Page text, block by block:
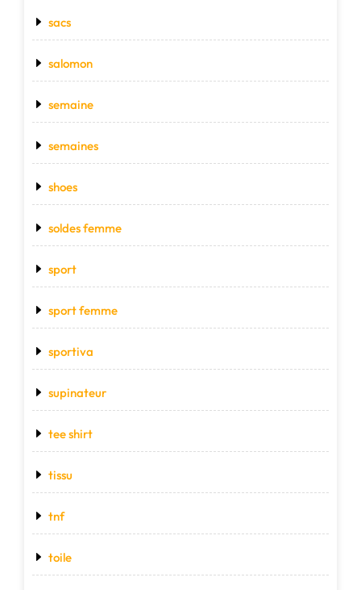
sacs
salomon
semaine
semaines
shoes
soldes femme
sport
sport femme
sportiva
supinateur
tee shirt
tissu
tnf
toile